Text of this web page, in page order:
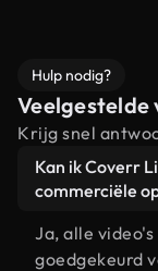
Hulp nodig?
Veelgestelde
Krijg snel
Kan ik Coverr
commerciële
Ja, alle
goedgekeurd